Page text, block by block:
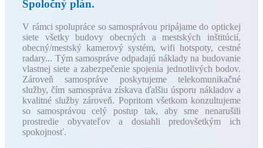
Spoločný plán.
V rámci spolupráce so samosprávou pripájame do optickej
siete všetky budovy obecných a mestských inštitúcií,
obecný/mestský kamerový systém, wifi hotspoty, cestné
radary... Tým samospráve odpadajú náklady na budovanie
vlastnej siete a zabezpečenie spojenia jednotlivých bodov.
Zároveň samospráve poskytujeme telekomunikačné
služby, čím samospráva získava ďalšiu úsporu nákladov a
kvalitné služby zároveň. Popritom všetkom konzultujeme
so samosprávou celý postup tak, aby sme nenarušili
prostredie obyvateľov a dosiahli predovšetkým ich
spokojnosť.